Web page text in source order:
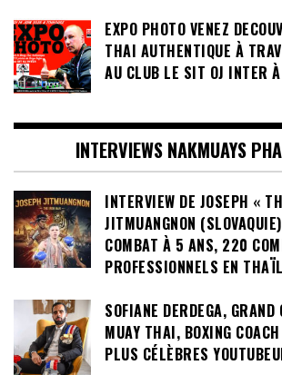
EXPO PHOTO VENEZ
THAI AUTHENTIQUE À
AU CLUB LE SIT OJ INTER
INTERVIEWS NAKMUAYS
INTERVIEW DE JOSEPH «
JITMUANGNON
COMBAT À 5 ANS, 220
PROFESSIONNELS EN
SOFIANE DERDEGA,
MUAY THAI, BOXING
PLUS CÉLÈBRES